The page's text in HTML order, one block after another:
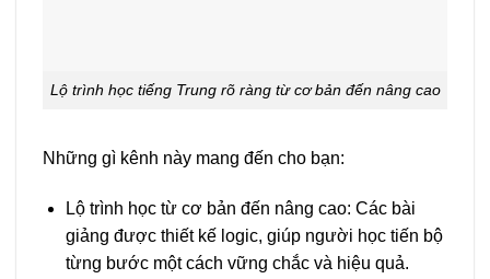
Lộ trình học tiếng Trung rõ ràng từ cơ bản đến nâng cao
Những gì kênh này mang đến cho bạn:
Lộ trình học từ cơ bản đến nâng cao: Các bài
giảng được thiết kế logic, giúp người học tiến bộ
từng bước một cách vững chắc và hiệu quả.